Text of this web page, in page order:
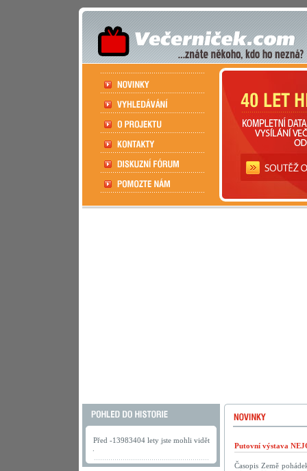
Před -13983404 lety jste mohli vidět
Putovní výstava
Časopis Země